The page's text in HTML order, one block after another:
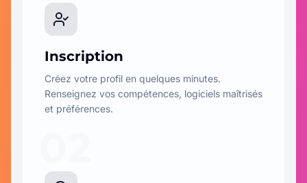
Inscription
Créez votre profil en quelques minutes.
Renseignez vos compétences, logiciels maîtrisés
et préférences.